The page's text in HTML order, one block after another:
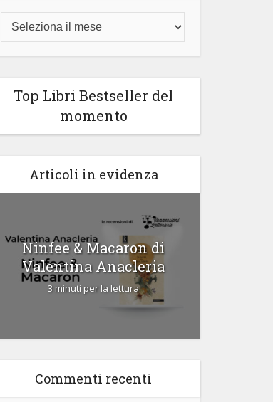
Top Libri Bestseller del
momento
Articoli in evidenza
Ninfee & Macaron di
Valentina Anacleria
3 minuti per la lettura
Commenti recenti